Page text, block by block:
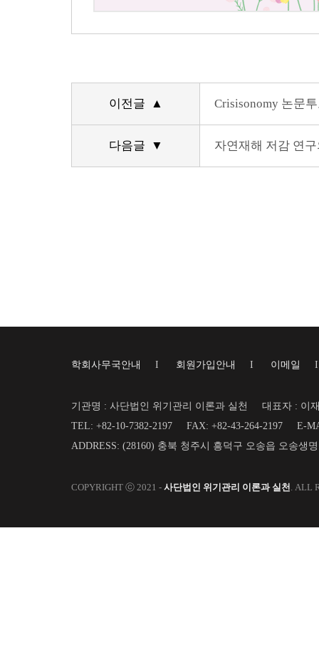
이전글 ▲ Crisisonomy 논문
다음글 ▼ 자연재해 저감 연
학회사무국안내 I 회원가입안내 I 이메일
기관명 : 사단법인 위기관리 이론과 실천
대표자 : 이
TEL: +82-10-7382-2197
FAX: +82-43-264-2197
E-
ADDRESS: (28160) 충북 청주시 흥덕구 오송읍 오송생
COPYRIGHT ⓒ 2021 - 사단법인 위기관리 이론과 실천. ALL